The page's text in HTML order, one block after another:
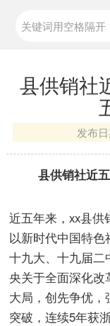
县供销社
发布日
县供销社近
近五年来，xx县供
以新时代中国特
十九大、十九届二
央关于全面深化
大局，创先争优
突破，连续5年获